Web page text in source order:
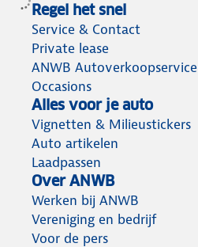
Regel het snel
Service & Contact
Private lease
ANWB Autoverkoopservice
Occasions
Alles voor je auto
Vignetten & Milieustickers
Auto artikelen
Laadpassen
Over ANWB
Werken bij ANWB
Vereniging en bedrijf
Voor de pers